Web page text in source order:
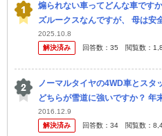
煽られない車ってどんな車です
ズルークスなんですが、 母は安
りまくって暴走してます 車種？
2025.10.8
解決済み
回答数： 35 閲覧数：
ノーマルタイヤの4WD車とスタ
どちらが雪道に強いですか？ 年
す。大洗から北海道に渡るつも
とスタ...
2016.12.9
解決済み
回答数： 34 閲覧数：